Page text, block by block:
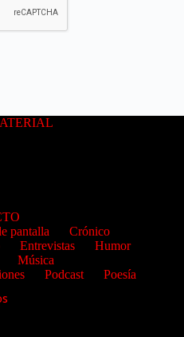
pantalla
Crónico
Entrevistas
Humor
Música
Podcast Poesía